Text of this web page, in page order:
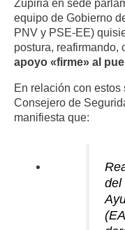
Zupiria en sede
equipo de Gobierno
PNV y PSE-EE)
postura, reafirmando,
apoyo «firme» al
En relación con estos
Consejero de
manifiesta que:
del